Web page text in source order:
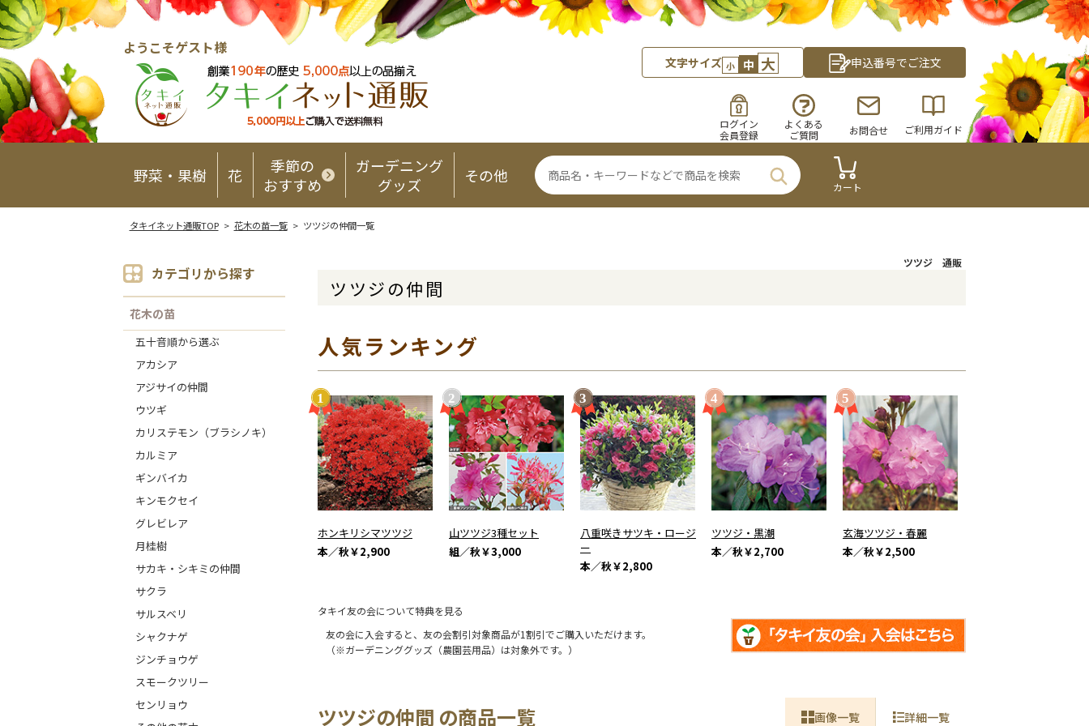
ようこそゲスト様
文字サイズ 小 中 大 申込番号でご注文
ログイン
会員登録
よくある
ご質問
お問合せ ご利用ガイド
野菜・果樹 花
季節の
おすすめ
ガーデニング
グッズ
その他
カート
タキイネット通販TOP> 花木の苗一覧> ツツジの仲間一覧
カテゴリから探す
花木の苗
五十音順から選ぶ
アカシア
アジサイの仲間
ウツギ
カリステモン（ブラシノキ）
カルミア
ギンバイカ
キンモクセイ
グレビレア
月桂樹
サカキ・シキミの仲間
サクラ
サルスベリ
シャクナゲ
ジンチョウゲ
スモークツリー
センリョウ
ツツジ 通販
ツツジの仲間
人気ランキング
ホンキリシマツツジ
本／秋￥2,900
山ツツジ3種セット
組／秋￥3,000
八重咲きサツキ・ロージ
ー
本／秋￥2,800
ツツジ・黒潮
本／秋￥2,700
玄海ツツジ・春麗
本／秋￥2,500
タキイ友の会について特典を見る
友の会に入会すると、友の会割引対象商品が1割引でご購入いただけます。
（※ガーデニンググッズ（農園芸用品）は対象外です。）
ツツジの仲間 の商品一覧 画像一覧 詳細一覧